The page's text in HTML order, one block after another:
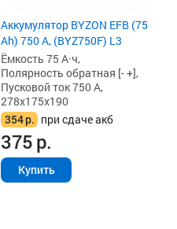
Аккумулятор BYZON EFB (75
Ah) 750 А, (BYZ750F) L3
Ёмкость 75 А·ч,
Полярность обратная [- +],
Пусковой ток 750 А,
278x175x190
354р. при сдаче акб
375р.
Купить